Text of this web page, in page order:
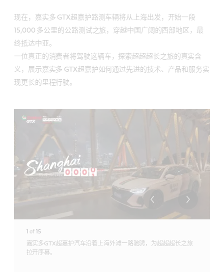
现在，嘉实多 GTX超嘉护路测车辆将从上海出发，开始一段
15,000 多公里的公路测试之旅，穿越中国广阔的西部地区，最
终抵达中亚。
一位真正的消费者将驾驶这辆车，探索超超超长之旅的真实含
义，展示嘉实多 GTX超嘉护如何通过先进的技术、产品和服务实
现更长的里程行驶。
1 of 15
嘉实多GTX超嘉护汽车沿着上海外滩一路驰骋，为超超超长之旅
拉开序幕。